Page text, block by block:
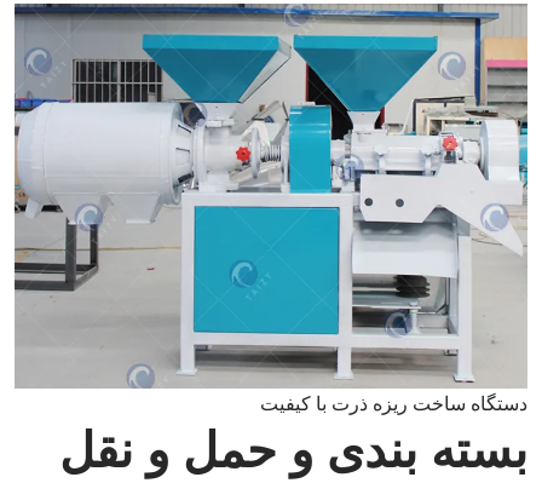
دستگاه ساخت ریزه ذرت با کیفیت
بسته بندی و حمل و نقل